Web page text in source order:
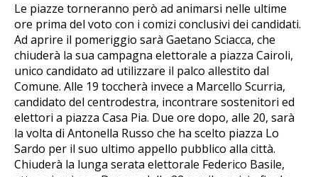
Le piazze torneranno però ad animarsi nelle ultime
ore prima del voto con i comizi conclusivi dei candidati.
Ad aprire il pomeriggio sarà Gaetano Sciacca, che
chiuderà la sua campagna elettorale a piazza Cairoli,
unico candidato ad utilizzare il palco allestito dal
Comune. Alle 19 toccherà invece a Marcello Scurria,
candidato del centrodestra, incontrare sostenitori ed
elettori a piazza Casa Pia. Due ore dopo, alle 20, sarà
la volta di Antonella Russo che ha scelto piazza Lo
Sardo per il suo ultimo appello pubblico alla città.
Chiuderà la lunga serata elettorale Federico Basile,